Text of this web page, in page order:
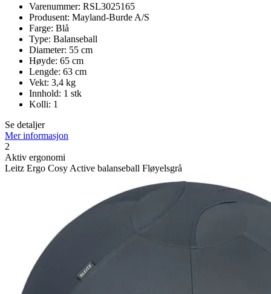
Varenummer: RSL3025165
Produsent: Mayland-Burde A/S
Farge: Blå
Type: Balanseball
Diameter: 55 cm
Høyde: 65 cm
Lengde: 63 cm
Vekt: 3,4 kg
Innhold: 1 stk
Kolli: 1
Se detaljer
Mer informasjon
2
Aktiv ergonomi
Leitz Ergo Cosy Active balanseball Fløyelsgrå